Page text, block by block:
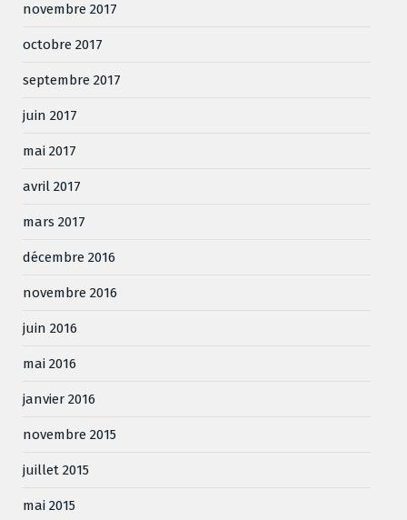
novembre 2017
octobre 2017
septembre 2017
juin 2017
mai 2017
avril 2017
mars 2017
décembre 2016
novembre 2016
juin 2016
mai 2016
janvier 2016
novembre 2015
juillet 2015
mai 2015